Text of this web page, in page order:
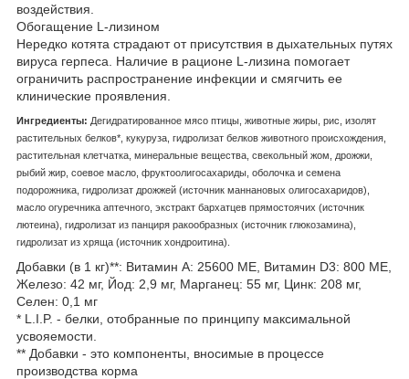
воздействия.
Обогащение L-лизином
Нередко котята страдают от присутствия в дыхательных путях
вируса герпеса. Наличие в рационе L-лизина помогает
ограничить распространение инфекции и смягчить ее
клинические проявления.
Ингредиенты: Дегидратированное мясо птицы, животные жиры, рис, изолят
растительных белков*, кукуруза, гидролизат белков животного происхождения,
растительная клетчатка, минеральные вещества, свекольный жом, дрожжи,
рыбий жир, соевое масло, фруктоолигосахариды, оболочка и семена
подорожника, гидролизат дрожжей (источник мaннановых олигосахаридов),
масло огуречника аптечного, экстракт бархатцев прямостоячих (источник
лютеина), гидролизат из панциря ракообразных (источник глюкозамина),
гидролизат из хряща (источник хондроитина).
Добавки (в 1 кг)**: Витамин A: 25600 ME, Витамин D3: 800 ME,
Железо: 42 мг, Йод: 2,9 мг, Марганец: 55 мг, Цинк: 208 мг,
Ceлeн: 0,1 мг
* L.I.P. - белки, отобранные по принципу максимальной
усвояемости.
** Добавки - это компоненты, вносимые в процессе
производства корма